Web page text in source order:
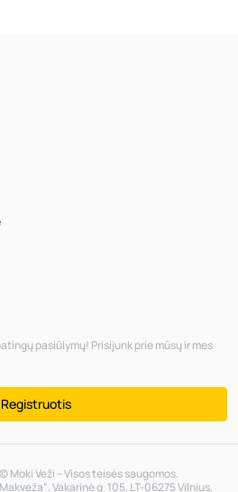
pasiūlymų! Prisijunk prie mūsų ir mes
Registruotis
Moki Veži – Visos teisės saugomos.
Vakarinė g. 105, LT-06275 Vilnius,